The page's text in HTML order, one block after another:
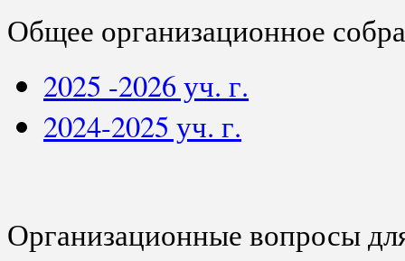
Общее организационное
2025 -2026 уч. г.
2024-2025 уч. г.
Организационные вопросы